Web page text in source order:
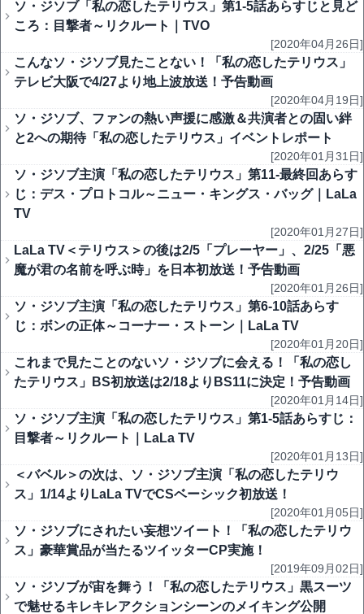
ソ・ジソブ「私の恋したテリウス」第1-5話あらすじと見ど
ころ：目撃者～リクルート｜TVO
[2020年04月26日]
こんなソ・ジソブ見たことない！「私の恋したテリウス」
テレビ大阪で4/27より地上波放送！予告動画
[2020年04月19日]
ソ・ジソブ、ファンの熱い声援に感激＆共演者との固い絆
と2への期待「私の恋したテリウス」イベントレポート
[2020年01月31日]
ソ・ジソブ主演「私の恋したテリウス」第11-最終回あらす
じ：デス・プロトコル～ニュー・キングス・バッグ｜LaLa
TV
[2020年01月27日]
LaLa TV＜テリウス＞の後は2/5「プレーヤー」、2/25「悪
魔が君の名前を呼ぶ時」を日本初放送！予告動画
[2020年01月26日]
ソ・ジソブ主演「私の恋したテリウス」第6-10話あらす
じ：ボンの正体～コーナー・ストーン｜LaLa TV
[2020年01月20日]
これまで見たことのないソ・ジソブに会える！「私の恋し
たテリウス」BS初放送は2/18よりBS11に決定！予告動画
[2020年01月14日]
ソ・ジソブ主演「私の恋したテリウス」第1-5話あらすじ：
目撃者～リクルート｜LaLa TV
[2020年01月13日]
＜バベル＞の次は、ソ・ジソブ主演「私の恋したテリウ
ス」1/14よりLaLa TVでCSベーシック初放送！
[2020年01月05日]
ソ・ジソブにされたい妄想ツイート！「私の恋したテリウ
ス」豪華賞品が当たるツイッターCP実施！
[2019年09月02日]
ソ・ジソブが宙を舞う！「私の恋したテリウス」黒スーツ
で魅せるキレキレアクションシーンのメイキング公開